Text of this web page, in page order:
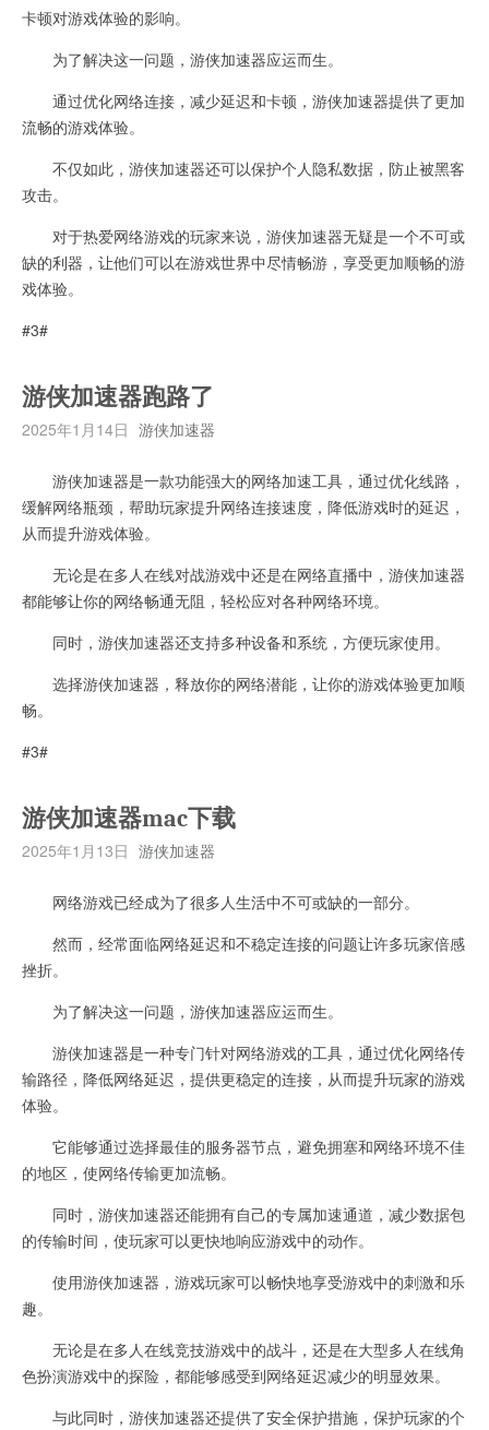
卡顿对游戏体验的影响。
为了解决这一问题，游侠加速器应运而生。
通过优化网络连接，减少延迟和卡顿，游侠加速器提供了更加
流畅的游戏体验。
不仅如此，游侠加速器还可以保护个人隐私数据，防止被黑客
攻击。
对于热爱网络游戏的玩家来说，游侠加速器无疑是一个不可或
缺的利器，让他们可以在游戏世界中尽情畅游，享受更加顺畅的游
戏体验。
#3#
游侠加速器跑路了
2025年1月14日 游侠加速器
游侠加速器是一款功能强大的网络加速工具，通过优化线路，
缓解网络瓶颈，帮助玩家提升网络连接速度，降低游戏时的延迟，
从而提升游戏体验。
无论是在多人在线对战游戏中还是在网络直播中，游侠加速器
都能够让你的网络畅通无阻，轻松应对各种网络环境。
同时，游侠加速器还支持多种设备和系统，方便玩家使用。
选择游侠加速器，释放你的网络潜能，让你的游戏体验更加顺
畅。
#3#
游侠加速器mac下载
2025年1月13日 游侠加速器
网络游戏已经成为了很多人生活中不可或缺的一部分。
然而，经常面临网络延迟和不稳定连接的问题让许多玩家倍感
挫折。
为了解决这一问题，游侠加速器应运而生。
游侠加速器是一种专门针对网络游戏的工具，通过优化网络传
输路径，降低网络延迟，提供更稳定的连接，从而提升玩家的游戏
体验。
它能够通过选择最佳的服务器节点，避免拥塞和网络环境不佳
的地区，使网络传输更加流畅。
同时，游侠加速器还能拥有自己的专属加速通道，减少数据包
的传输时间，使玩家可以更快地响应游戏中的动作。
使用游侠加速器，游戏玩家可以畅快地享受游戏中的刺激和乐
趣。
无论是在多人在线竞技游戏中的战斗，还是在大型多人在线角
色扮演游戏中的探险，都能够感受到网络延迟减少的明显效果。
与此同时，游侠加速器还提供了安全保护措施，保护玩家的个